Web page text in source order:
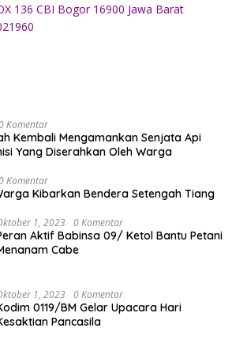
136 CBI Bogor 16900 Jawa Barat
Komentar
Kembali Mengamankan Senjata Api
Yang Diserahkan Oleh Warga
Komentar
Kibarkan Bendera Setengah Tiang
1, 2023 0 Komentar
Aktif Babinsa 09/ Ketol Bantu Petani
Cabe
1, 2023 0 Komentar
0119/BM Gelar Upacara Hari
Pancasila